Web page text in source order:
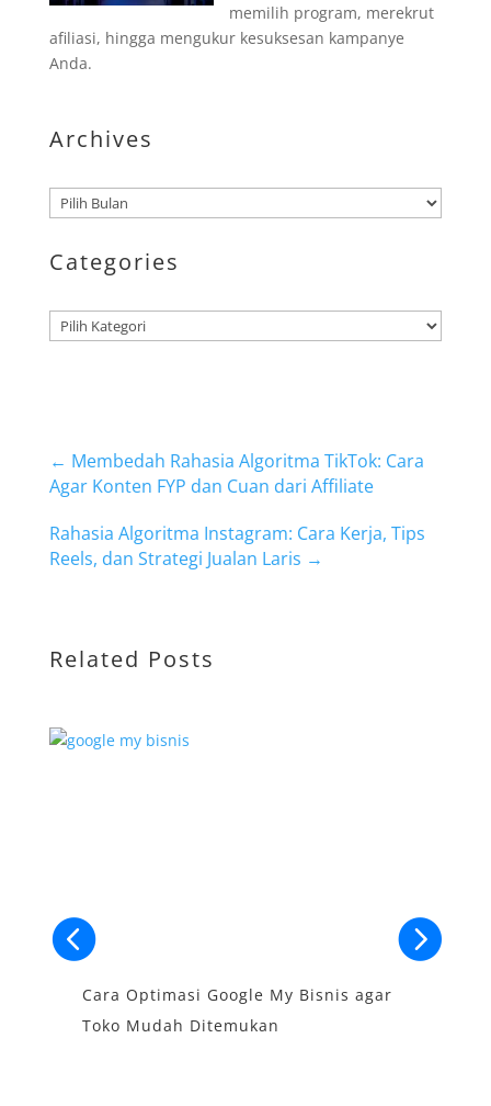
memilih program, merekrut
afiliasi, hingga mengukur kesuksesan kampanye
Anda.
Archives
Arsip
Categories
Kategori
← Membedah Rahasia Algoritma TikTok: Cara
Agar Konten FYP dan Cuan dari Affiliate
Rahasia Algoritma Instagram: Cara Kerja, Tips
Reels, dan Strategi Jualan Laris →
Related Posts
Cara Optimasi Google My Bisnis agar
Toko Mudah Ditemukan